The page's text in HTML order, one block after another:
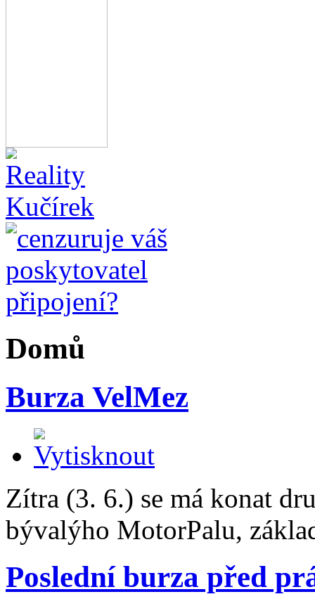
Domů
Burza VelMez
Zítra (3. 6.) se má konat
bývalýho MotorPalu,
Poslední burza před